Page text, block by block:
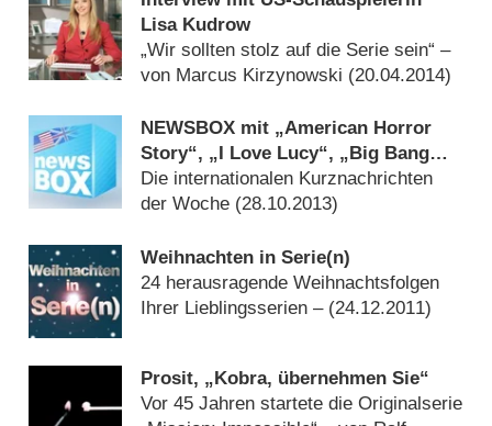
Lisa Kudrow
„Wir sollten stolz auf die Serie sein“ –
von Marcus Kirzynowski (20.04.2014)
NEWSBOX mit „American Horror
Story“, „I Love Lucy“, „Big Bang
Theory“ & Co.
Die internationalen Kurznachrichten
der Woche (28.10.2013)
Weihnachten in Serie(n)
24 herausragende Weihnachtsfolgen
Ihrer Lieblingsserien – (24.12.2011)
Prosit, „Kobra, übernehmen Sie“
Vor 45 Jahren startete die Originalserie